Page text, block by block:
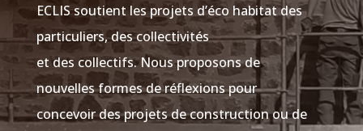
ECLIS soutient les projets d’éco habitat des
particuliers, des collectivités
et des collectifs. Nous proposons de
nouvelles formes de réflexions pour
concevoir des projets de construction ou de